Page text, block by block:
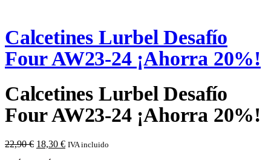
Calcetines Lurbel Desafío
Four AW23-24 ¡Ahorra 20%!
Calcetines Lurbel Desafío
Four AW23-24 ¡Ahorra 20%!
22,90€ El
18,30 €ElIVA incluido